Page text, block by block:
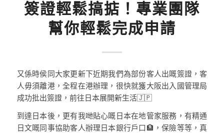
簽證輕鬆搞掂！專業團隊
幫你輕鬆完成申請
又係時侯同大家更新下近期我們為部份客人出嘅簽證，客
人毋須離港，全程在港辦理，很快就獲大阪出入國管理局
成功批出簽證，前往日本展開新生活🇯🇵
到達日本後，更有我哋貼心嘅日本在地管家服務，有精通
日文嘅同事協助客人辦理日本銀行戶口🏦，保險等等，真